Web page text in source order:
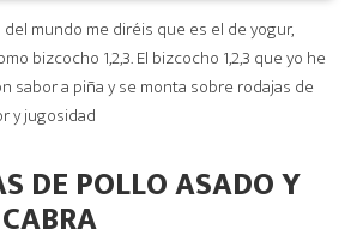
mundo me diréis que es el de yogur,
bizcocho 1,2,3. El bizcocho 1,2,3 que yo he
sabor a piña y se monta sobre rodajas de
y jugosidad
DE POLLO ASADO Y